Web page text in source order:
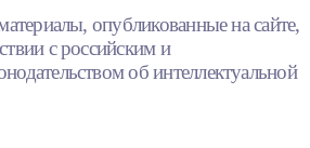
опубликованные на сайте,
с российским и
об интеллектуальной